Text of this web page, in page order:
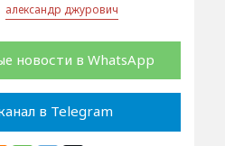
александр джурович
новости в WhatsApp
в Telegram